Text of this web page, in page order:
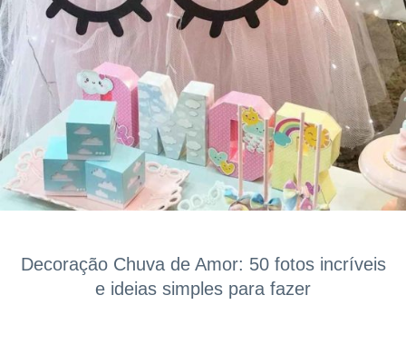
Decoração Chuva de Amor: 50 fotos incríveis
e ideias simples para fazer